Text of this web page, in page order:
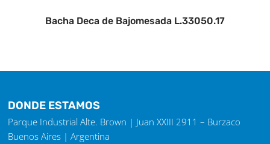
Bacha Deca de Bajomesada L.33050.17
DONDE ESTAMOS
Parque Industrial Alte. Brown | Juan XXIII 2911 – Burzaco
Buenos Aires | Argentina